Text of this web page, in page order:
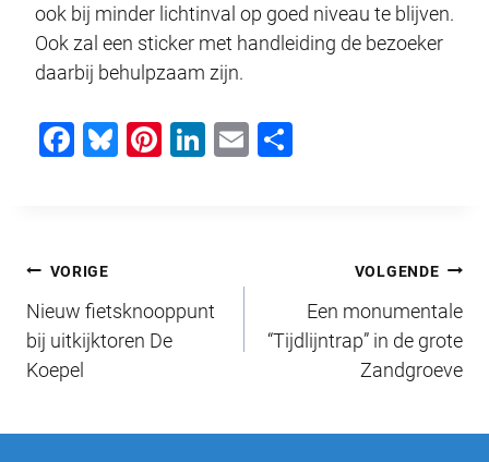
ook bij minder lichtinval op goed niveau te blijven.
Ook zal een sticker met handleiding de bezoeker
daarbij behulpzaam zijn.
F
b
o
o
k
Bl Pi Li
n
E
Bericht
navigatie
VORIGE
Nieuw fietsknooppunt
bij uitkijktoren De
Koepel
VOLGENDE
Een monumentale
“Tijdlijntrap” in de grote
Zandgroeve